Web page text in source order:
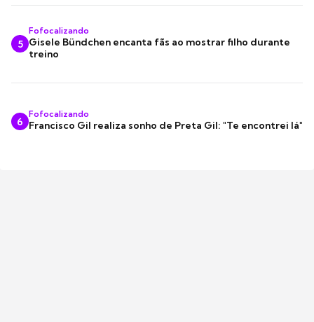
5
Fofocalizando
Gisele Bündchen encanta fãs ao mostrar filho durante
treino
6
Fofocalizando
Francisco Gil realiza sonho de Preta Gil: "Te encontrei lá"